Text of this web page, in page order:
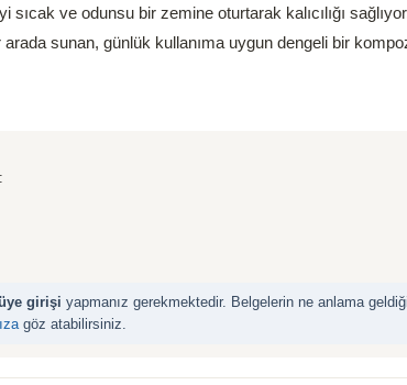
ve odunsu bir zemine oturtarak kalıcılığı
sunan, günlük kullanıma uygun dengeli bir
girişi yapmanız gerekmektedir. Belgelerin ne anlama
göz atabilirsiniz.